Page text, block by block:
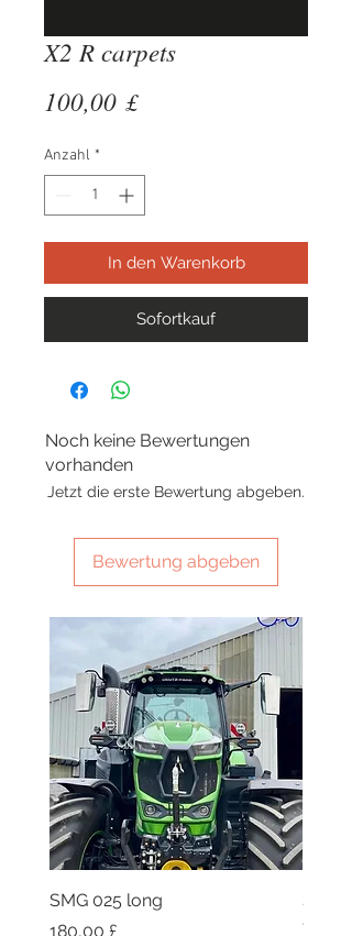
X2 R carpets
100,00 £Preis
Anzahl *
In den Warenkorb
Sofortkauf
Noch keine Bewertungen
vorhanden
Jetzt die erste Bewertung abgeben.
Bewertung abgeben
SMG 025 long
Preis
180,00 £
SMG
flag